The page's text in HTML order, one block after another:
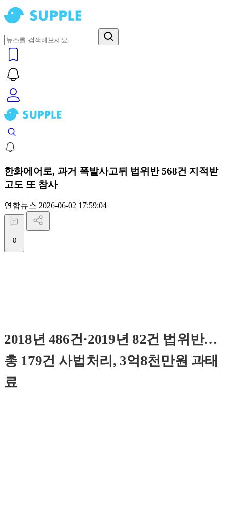
한화에어로, 과거 폭발사고뒤 법위반 568건 지적받
고도 또 참사
연합뉴스 2026-06-02 17:59:04
0
2018년 486건·2019년 82건 법위반…
총 179건 사법처리, 3억8천만원 과태
료